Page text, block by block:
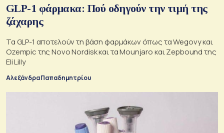
GLP-1 φάρμακα: Πού οδηγούν την τιμή της
ζάχαρης
Τα GLP-1 αποτελούν τη βάση φαρμάκων όπως τα Wegovy και
Ozempic της Novo Nordisk και τα Mounjaro και Zepbound της
Eli Lilly
Αλεξάνδρα Παπαδημητρίου